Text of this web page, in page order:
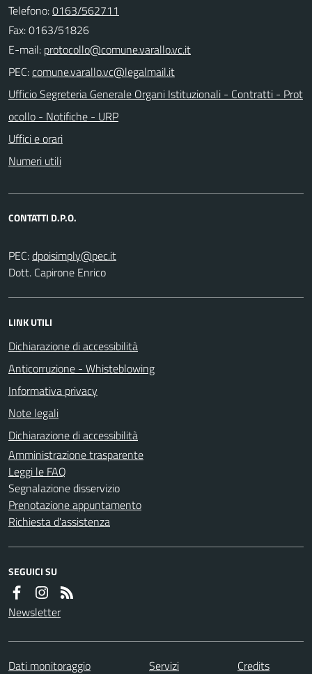
Telefono:0163/562711
Fax: 0163/51826
E-mail:
PEC:
Ufficio Segreteria Generale Organi Istituzionali - Contratti - Prot
ocollo - Notifiche - URP
Uffici e orari
Numeri utili
CONTATTI D.P.O.
PEC:
Dott. Capirone Enrico
LINK UTILI
Dichiarazione di accessibilità
Anticorruzione - Whisteblowing
Informativa privacy
Note legali
Dichiarazione di accessibilità
Amministrazione trasparente
Leggi le FAQ
Segnalazione disservizio
Prenotazione appuntamento
Richiesta d'assistenza
SEGUICI SU
Newsletter
Dati monitoraggio Servizi
Credits